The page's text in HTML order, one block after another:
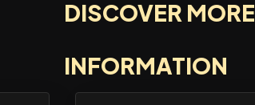
DISCOVER MORE
INFORMATION